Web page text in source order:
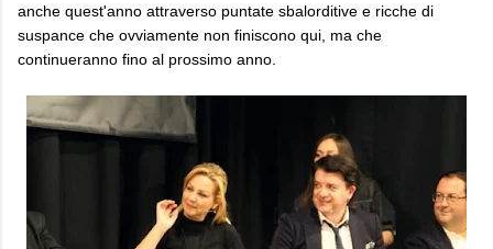
anche quest'anno attraverso puntate sbalorditive e ricche di
suspance che ovviamente non finiscono qui, ma che
continueranno fino al prossimo anno.